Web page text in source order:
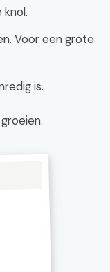
Voor een grote
is.